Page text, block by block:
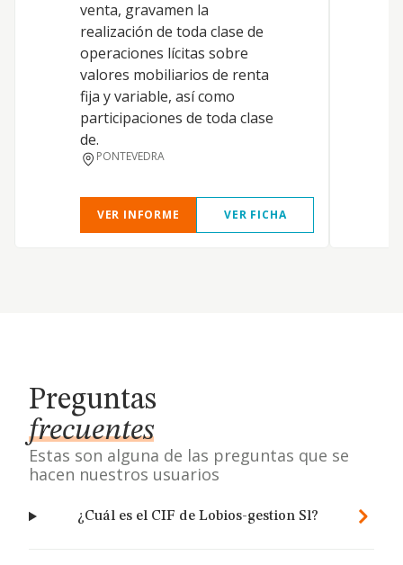
venta, gravamen la
realización de toda clase de
operaciones lícitas sobre
valores mobiliarios de renta
fija y variable, así como
participaciones de toda clase
de.
PONTEVEDRA
VER INFORME VER FICHA
Preguntas
frecuentes
Estas son alguna de las preguntas que se
hacen nuestros usuarios
¿Cuál es el CIF de Lobios-gestion Sl?